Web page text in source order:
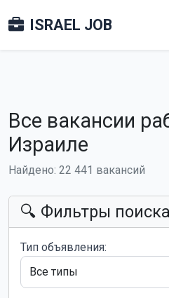
ISRAEL JOB
Все вакансии
Израиле
Найдено: 22 441 вакансий
🔍 Фильтры
Тип объявления: